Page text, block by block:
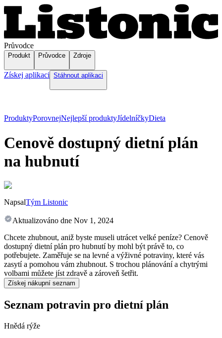
Průvodce
Produkt Průvodce Zdroje
Získej aplikaci Stáhnout aplikaci
ProduktyPorovnejNejlepší produktyJídelníčkyDieta
Cenově dostupný dietní plán
na hubnutí
NapsalTým Listonic
Aktualizováno dne Nov 1, 2024
Chcete zhubnout, aniž byste museli utrácet velké peníze? Cenově
dostupný dietní plán pro hubnutí by mohl být právě to, co
potřebujete. Zaměřuje se na levné a výživné potraviny, které vás
zasytí a pomohou vám zhubnout. S trochou plánování a chytrými
volbami můžete jíst zdravě a zároveň šetřit.
Získej nákupní seznam
Seznam potravin pro dietní plán
Hnědá rýže